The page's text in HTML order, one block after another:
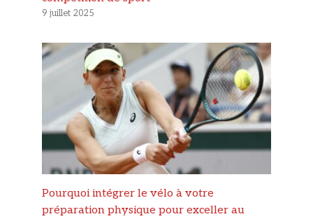
9 juillet 2025
Pourquoi intégrer le vélo à votre
préparation physique pour exceller au